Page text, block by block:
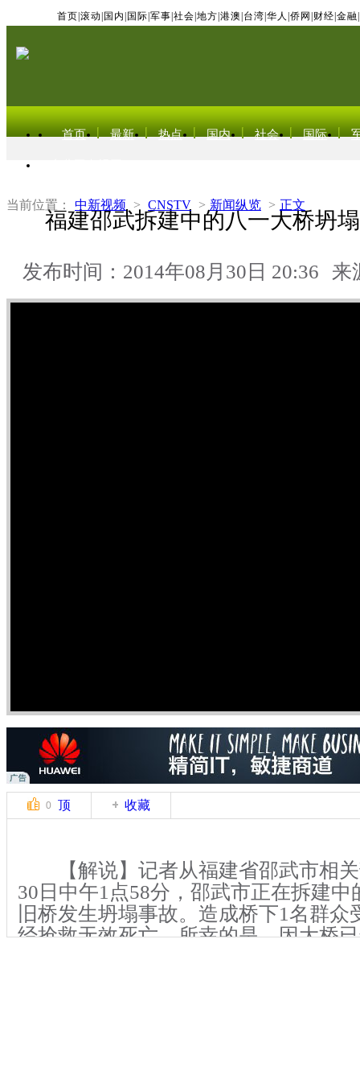
首页 滚动 国内 国际 军事 社会 地方 港澳 台湾 华人 侨网 财经 金融
首页 最新 热点 国内 社会 国际
当前位置： 中新视频 > CNSTV > 新闻纵览 > 正文
福建邵武拆建中的八一大桥坍
发布时间：2014年08月30日 20:36 来
0 顶 收藏
【解说】记者从福建省邵武市相关
30日中午1点58分，邵武市正在拆建中
旧桥发生坍塌事故。造成桥下1名群众
经抢救无效死亡。所幸的是，因大桥